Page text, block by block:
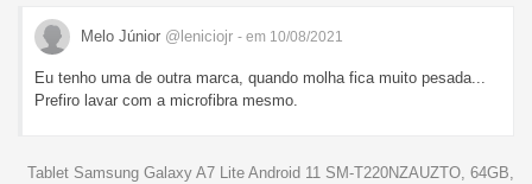
Melo Júnior @leniciojr - em 10/08/2021
Eu tenho uma de outra marca, quando molha fica muito pesada...
Prefiro lavar com a microfibra mesmo.
Tablet Samsung Galaxy A7 Lite Android 11 SM-T220NZAUZTO, 64GB,